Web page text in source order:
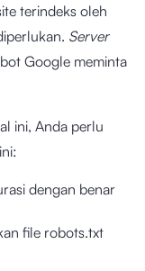
terindeks oleh
Server
Google meminta
ini, Anda perlu
dengan benar
file robots.txt